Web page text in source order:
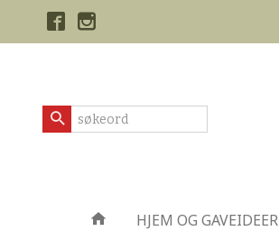
Produkter HJEM OG GAVEIDEER